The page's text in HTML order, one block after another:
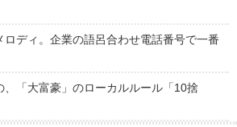
ロディ。企業の語呂合わせ電話番号で一番
、「大富豪」のローカルルール「10捨